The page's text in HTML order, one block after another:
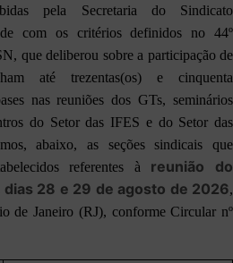
pela Secretaria do Sindicato
com os critérios definidos no 44º
que deliberou sobre a participação de
até trezentas(os) e cinquenta
nas reuniões dos GTs, seminários
do Setor das IFES e do Setor das
abaixo, as seções sindicais que
referentes à reunião do
dias 28 e 29 de agosto de 2026,
de Janeiro (RJ), conforme Circular nº